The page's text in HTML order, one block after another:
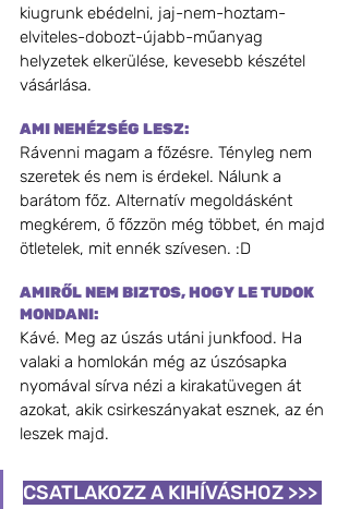
kiugrunk ebédelni, jaj-nem-hoztam-
elviteles-dobozt-újabb-műanyag
helyzetek elkerülése, kevesebb készétel
vásárlása.
AMI NEHÉZSÉG LESZ:
Rávenni magam a főzésre. Tényleg nem
szeretek és nem is érdekel. Nálunk a
barátom főz. Alternatív megoldásként
megkérem, ő főzzön még többet, én majd
ötletelek, mit ennék szívesen. :D
AMIRŐL NEM BIZTOS, HOGY LE TUDOK
MONDANI:
Kávé. Meg az úszás utáni junkfood. Ha
valaki a homlokán még az úszósapka
nyomával sírva nézi a kirakatüvegen át
azokat, akik csirkeszányakat esznek, az én
leszek majd.
CSATLAKOZZ A KIHÍVÁSHOZ >>>